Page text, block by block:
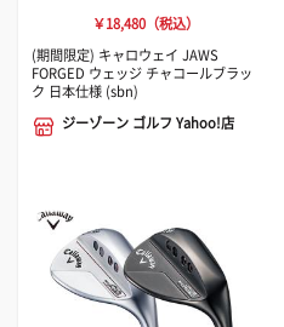
￥18,480（税込）
(期間限定) キャロウェイ JAWS
FORGED ウェッジ チャコールブラッ
ク 日本仕様 (sbn)
ジーゾーン ゴルフ Yahoo!店